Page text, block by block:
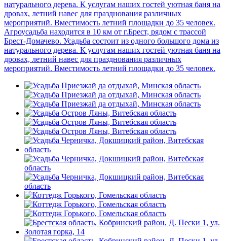
натурального дерева. К услугам наших гостей уютная баня на
дровах, летний навес для празднования различных
мероприятий. Вместимость летний площадки до 35 человек.
Агроусадьба находится в 10 км от г.Брест, рядом с трассой
Брест-Домачево. Усадьба состоит из одного большого дома из
натурального дерева. К услугам наших гостей уютная баня на
дровах, летний навес для празднования различных
мероприятий. Вместимость летний площадки до 35 человек.